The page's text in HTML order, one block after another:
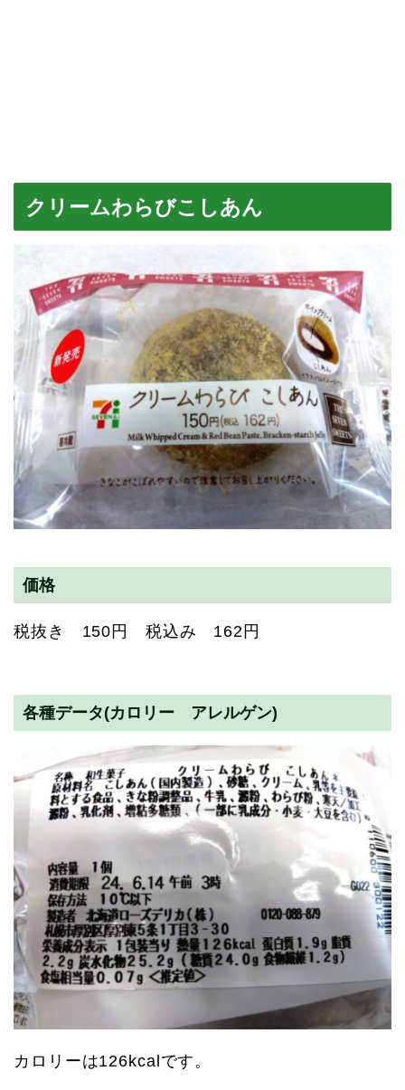
クリームわらびこしあん
価格
税抜き 150円 税込み 162円
各種データ(カロリー アレルゲン)
カロリーは126kcalです。